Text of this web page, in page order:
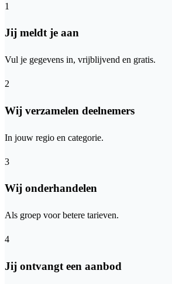
1
Jij meldt je aan
Vul je gegevens in, vrijblijvend en gratis.
2
Wij verzamelen deelnemers
In jouw regio en categorie.
3
Wij onderhandelen
Als groep voor betere tarieven.
4
Jij ontvangt een aanbod